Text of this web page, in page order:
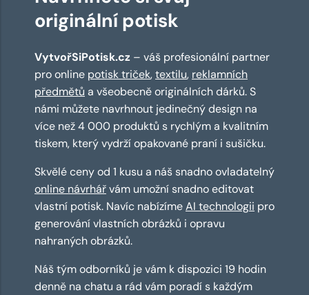
originální potisk
VytvořSiPotisk.cz – váš profesionální partner
pro online potisk triček,textilu, reklamních
předmětů a všeobecně originálních dárků. S
námi můžete navrhnout jedinečný design na
více než 4 000 produktů s rychlým a kvalitním
tiskem, který vydrží opakované praní i sušičku.
Skvělé ceny od 1 kusu a náš snadno ovladatelný
online návrhářvám umožní snadno editovat
vlastní potisk. Navíc nabízímeAI technologii pro
generování vlastních obrázků i opravu
nahraných obrázků.
Náš tým odborníků je vám k dispozici 19 hodin
denně na chatu a rád vám poradí s každým